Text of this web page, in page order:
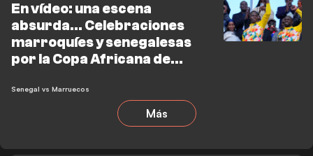
En vídeo: una escena
absurda... Celebraciones
marroquíes y senegalesas
por la Copa Africana de
Senegal vs Marruecos
Más